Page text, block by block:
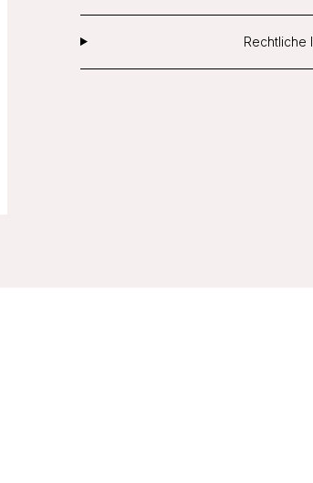
Rechtliche